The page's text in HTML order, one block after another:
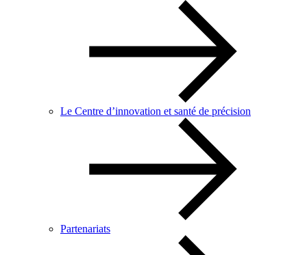
Le Centre d’innovation et santé de précision
Partenariats